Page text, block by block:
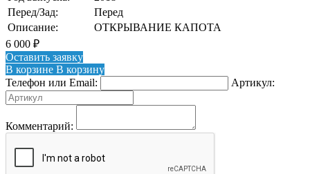
Перед/Зад:
Перед
Описание:
ОТКРЫВАНИЕ КАПОТА
6 000 ₽
Оставить заявку
В корзине В корзину
Телефон или Email:
Артикул:
Комментарий: